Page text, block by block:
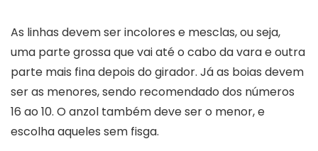
As linhas devem ser incolores e mesclas, ou seja,
uma parte grossa que vai até o cabo da vara e outra
parte mais fina depois do girador. Já as boias devem
ser as menores, sendo recomendado dos números
16 ao 10. O anzol também deve ser o menor, e
escolha aqueles sem fisga.